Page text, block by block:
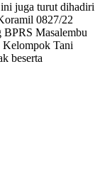
juga turut dihadiri
0827/22
BPRS Masalembu
Tani
beserta